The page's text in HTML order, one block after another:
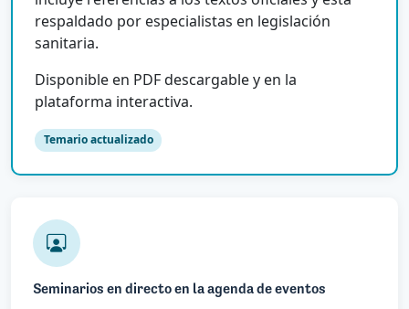
respaldado por especialistas en legislación
sanitaria.
Disponible en PDF descargable y en la
plataforma interactiva.
Temario actualizado
Seminarios en directo en la agenda de eventos